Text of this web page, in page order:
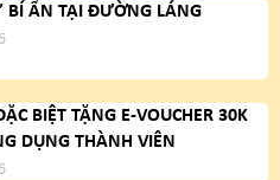
BÍ ẨN TẠI ĐƯỜNG LÁNG
BIỆT TẶNG E-VOUCHER 30K
DỤNG THÀNH VIÊN